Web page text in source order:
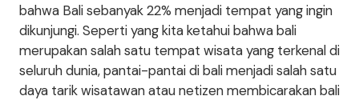
bahwa Bali sebanyak 22% menjadi tempat yang ingin
dikunjungi. Seperti yang kita ketahui bahwa bali
merupakan salah satu tempat wisata yang terkenal di
seluruh dunia, pantai-pantai di bali menjadi salah satu
daya tarik wisatawan atau netizen membicarakan bali